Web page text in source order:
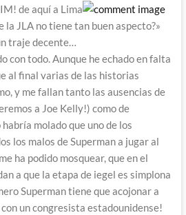
de aquí a Lima
la JLA no tiene tan buen aspecto?»
traje decente…
con todo. Aunque he echado en falta
al final varias de las historias
y me fallan tanto las ausencias de
a Joe Kelly!) como de
molado que uno de los
los malos de Superman a jugar al
ha podido mosquear, que en el
a que la etapa de iegel es simplona
Superman tiene que acojonar a
un congresista estadounidense!